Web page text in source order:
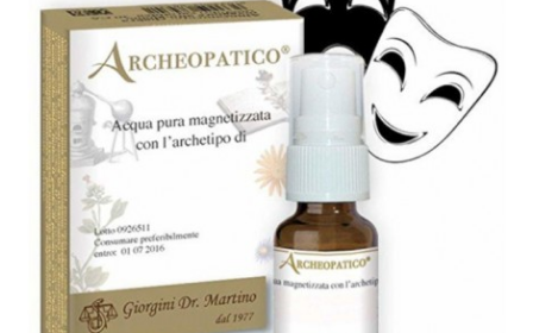
Корзина
Мой аккаунт
Оформление заказа